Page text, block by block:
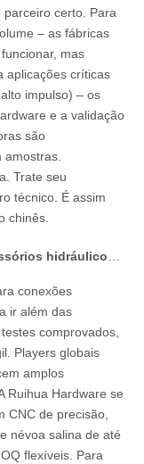
certo. Para
– as fábricas
mas
aplicações críticas
impulso) – os
e a validação
são
Trate seu
técnico. É assim
chinês.
guia de seleção de fabricantes de 2026
conexões
ir além das
comprovados,
Players globais
amplos
Ruihua Hardware se
CNC de precisão,
névoa salina de até
flexíveis. Para